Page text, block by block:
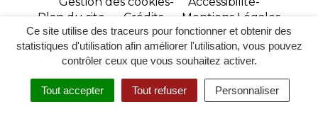
Ce site utilise des traceurs pour fonctionner et obtenir des
statistiques d'utilisation afin améliorer l'utilisation, vous pouvez
contrôler ceux que vous souhaitez activer.
Tout accepter Tout refuser Personnaliser
RECHERCHER
ACCESSIBILITÉ
Plan du site
Crédits
Mentions Légales
Site
réalisé
par
Inovagora